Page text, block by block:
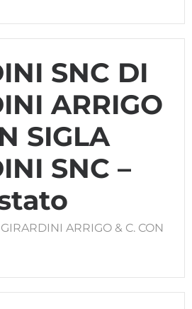
SNC DI
ARRIGO
SIGLA
SNC –
ARRIGO & C. CON